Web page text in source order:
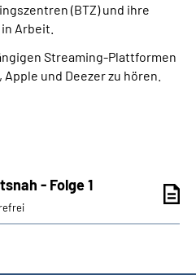
(BTZ) und ihre
Arbeit.
Streaming-Plattformen
und Deezer zu hören.
- Folge 1